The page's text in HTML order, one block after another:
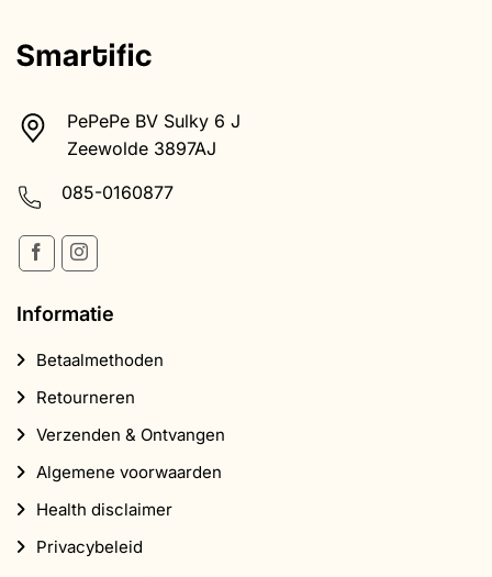
PePePe BV Sulky 6 J
Zeewolde 3897AJ
085-0160877
Informatie
Betaalmethoden
Retourneren
Verzenden & Ontvangen
Algemene voorwaarden
Health disclaimer
Privacybeleid